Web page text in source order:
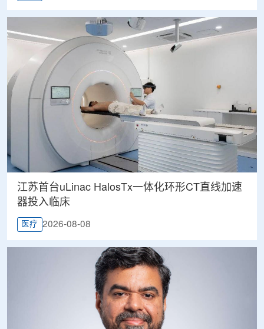
江苏首台uLinac HalosTx一体化环形CT直线加速
器投入临床
医疗 2026-08-08